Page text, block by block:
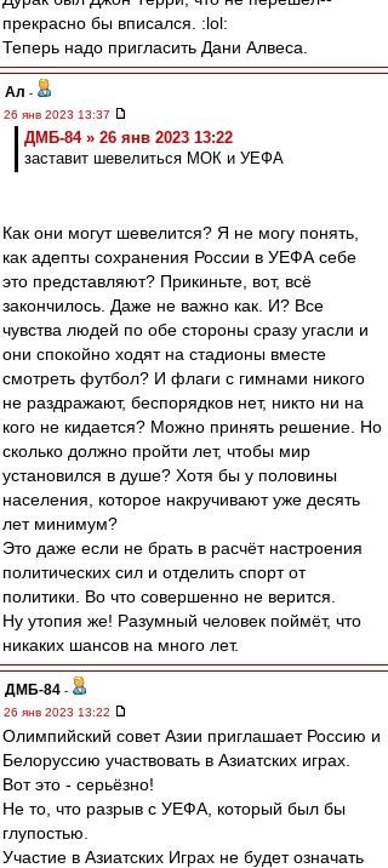
прекрасно бы вписался. :lol:
Теперь надо пригласить Дани Алвеса.
Ал -
26 янв 2023 13:37
ДМБ-84 » 26 янв 2023 13:22
заставит шевелиться МОК и УЕФА
Как они могут шевелится? Я не могу понять,
как адепты сохранения России в УЕФА себе
это представляют? Прикиньте, вот, всё
закончилось. Даже не важно как. И? Все
чувства людей по обе стороны сразу угасли и
они спокойно ходят на стадионы вместе
смотреть футбол? И флаги с гимнами никого
не раздражают, беспорядков нет, никто ни на
кого не кидается? Можно принять решение. Но
сколько должно пройти лет, чтобы мир
установился в душе? Хотя бы у половины
населения, которое накручивают уже десять
лет минимум?
Это даже если не брать в расчёт настроения
политических сил и отделить спорт от
политики. Во что совершенно не верится.
Ну утопия же! Разумный человек поймёт, что
никаких шансов на много лет.
ДМБ-84 -
26 янв 2023 13:22
Олимпийский совет Азии приглашает Россию и
Белоруссию участвовать в Азиатских играх.
Вот это - серьёзно!
Не то, что разрыв с УЕФА, который был бы
глупостью.
Участие в Азиатских Играх не будет означать